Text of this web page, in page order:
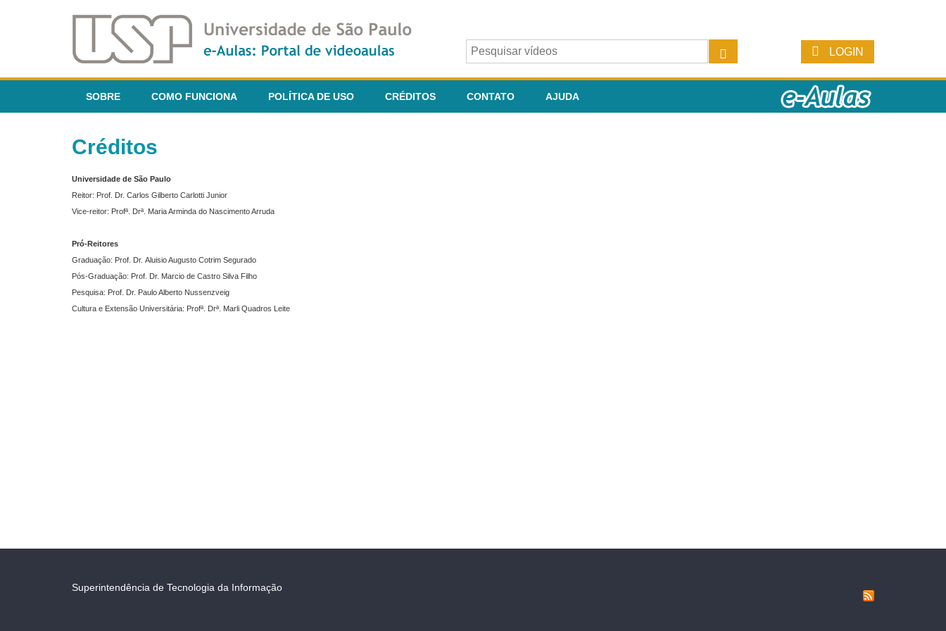
LOGIN
SOBRE COMO FUNCIONA POLÍTICA DE USO CRÉDITOS CONTATO AJUDA
Créditos
Universidade de São Paulo
Reitor: Prof. Dr. Carlos Gilberto Carlotti Junior
Vice-reitor: Profª. Drª. Maria Arminda do Nascimento Arruda
Pró-Reitores
Graduação: Prof. Dr. Aluisio Augusto Cotrim Segurado
Pós-Graduação: Prof. Dr. Marcio de Castro Silva Filho
Pesquisa: Prof. Dr. Paulo Alberto Nussenzveig
Cultura e Extensão Universitária: Profª. Drª. Marli Quadros Leite
Superintendência de Tecnologia da Informação